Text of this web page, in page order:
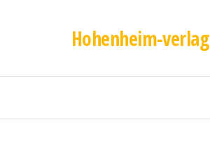
Hohenheim-verlag